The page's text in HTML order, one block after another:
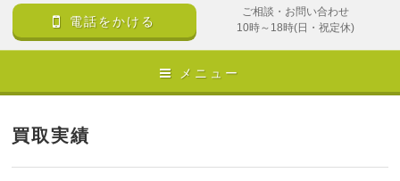
電話をかける
ご相談・お問い合わせ
10時～18時(日・祝定休)
メニュー
買取実績